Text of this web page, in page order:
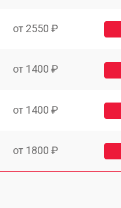
от 2550 ₽
от 1400 ₽
от 1400 ₽
от 1800 ₽